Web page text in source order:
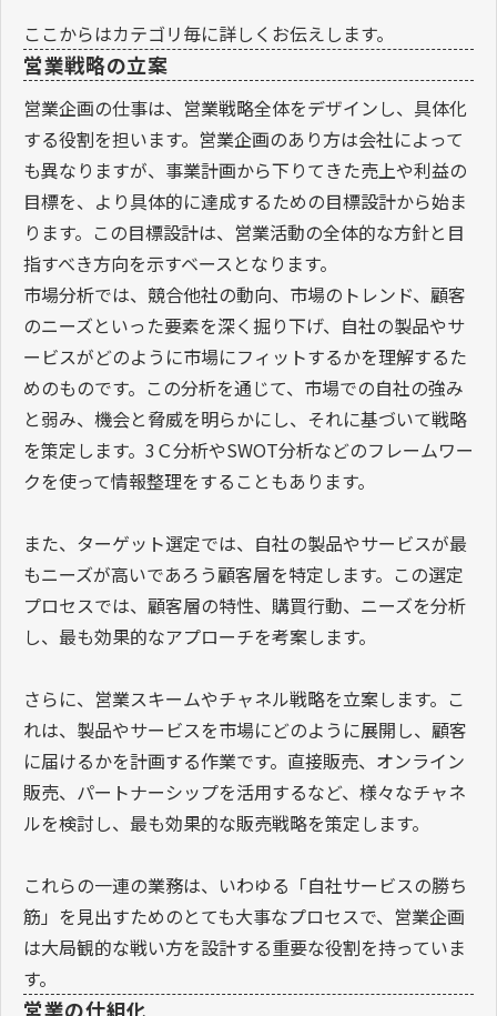
ここからはカテゴリ毎に詳しくお伝えします。
営業戦略の立案
営業企画の仕事は、営業戦略全体をデザインし、具体化
する役割を担います。営業企画のあり方は会社によって
も異なりますが、事業計画から下りてきた売上や利益の
目標を、より具体的に達成するための目標設計から始ま
ります。この目標設計は、営業活動の全体的な方針と目
指すべき方向を示すベースとなります。
市場分析では、競合他社の動向、市場のトレンド、顧客
のニーズといった要素を深く掘り下げ、自社の製品やサ
ービスがどのように市場にフィットするかを理解するた
めのものです。この分析を通じて、市場での自社の強み
と弱み、機会と脅威を明らかにし、それに基づいて戦略
を策定します。3Ｃ分析やSWOT分析などのフレームワー
クを使って情報整理をすることもあります。
また、ターゲット選定では、自社の製品やサービスが最
もニーズが高いであろう顧客層を特定します。この選定
プロセスでは、顧客層の特性、購買行動、ニーズを分析
し、最も効果的なアプローチを考案します。
さらに、営業スキームやチャネル戦略を立案します。こ
れは、製品やサービスを市場にどのように展開し、顧客
に届けるかを計画する作業です。直接販売、オンライン
販売、パートナーシップを活用するなど、様々なチャネ
ルを検討し、最も効果的な販売戦略を策定します。
これらの一連の業務は、いわゆる「自社サービスの勝ち
筋」を見出すためのとても大事なプロセスで、営業企画
は大局観的な戦い方を設計する重要な役割を持っていま
す。
営業の仕組化